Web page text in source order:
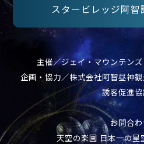
スタービレッジ阿智
主催／ジェイ・マウンテン
企画・協力／株式会社阿智昼神
誘客促進
お問合
天空の楽園 日本一の星